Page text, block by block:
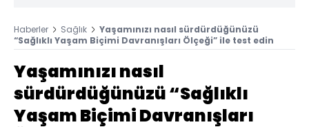
Haberler Sağlık
Yaşamınızı nasıl sürdürdüğünüzü
“Sağlıklı Yaşam Biçimi Davranışları Ölçeği” ile test edin
Yaşamınızı nasıl
sürdürdüğünüzü “Sağlıklı
Yaşam Biçimi Davranışları